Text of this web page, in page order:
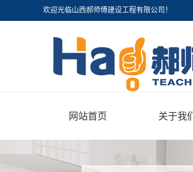
欢迎光临山西郝师傅建设工程有限公司！
网站首页 关于我们